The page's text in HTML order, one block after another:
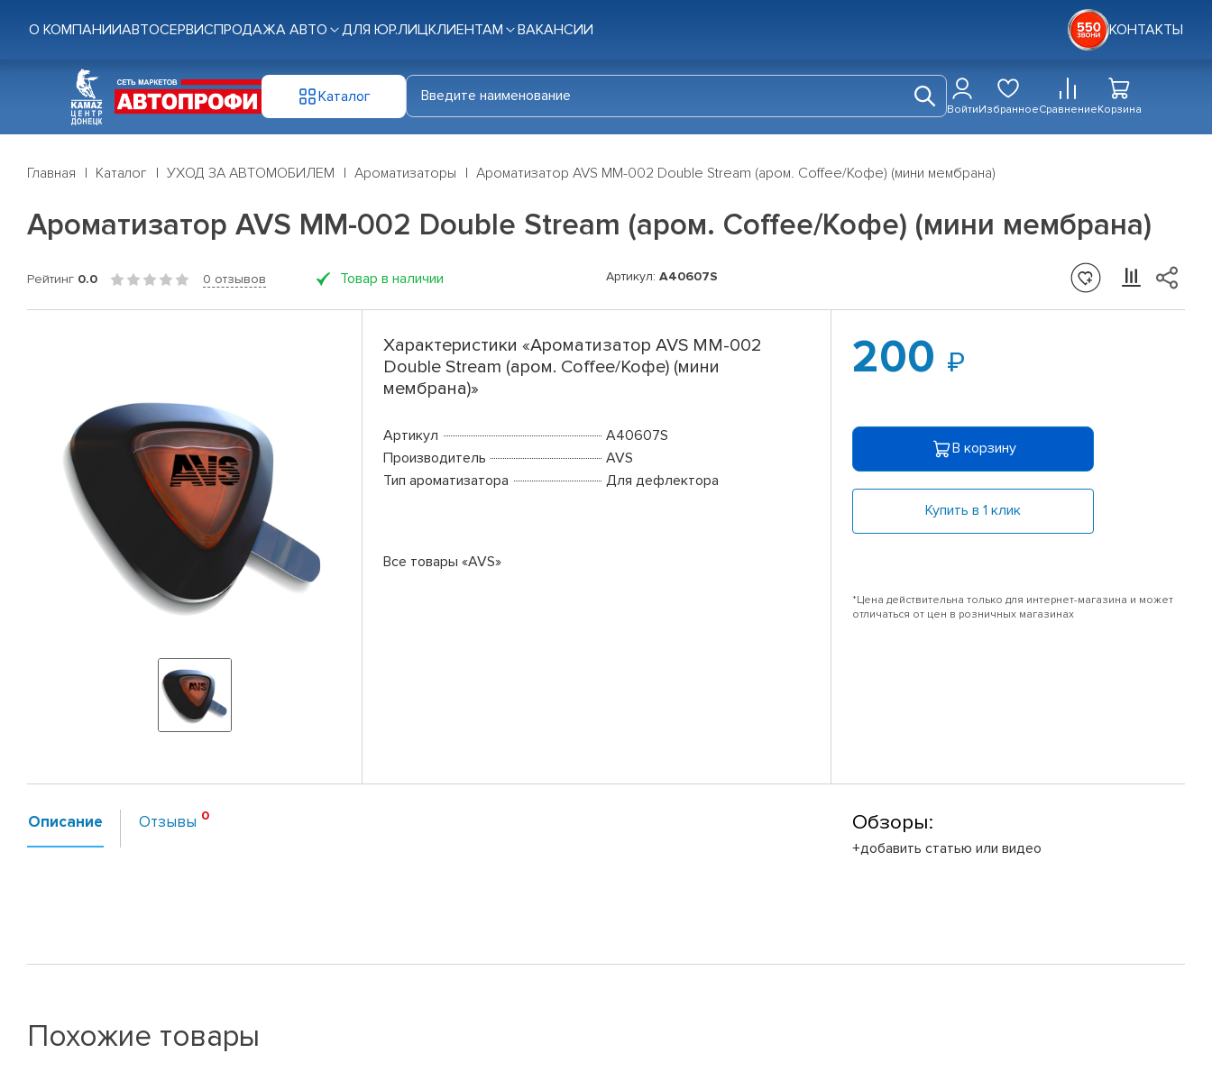
О КОМПАНИИАВТОСЕРВИСПРОДАЖА АВТО ДЛЯ ЮР.ЛИЦКЛИЕНТАМ ВАКАНСИИ КОНТАКТЫ
Каталог
ВойтиИзбранноеСравнениеКорзина
Главная Каталог УХОД ЗА АВТОМОБИЛЕМ Ароматизаторы Ароматизатор AVS MM-002 Double Stream (аром. Coffee/Кофе) (мини мембрана)
Ароматизатор AVS MM-002 Double Stream (аром. Coffee/Кофе) (мини мембрана)
Рейтинг 0.0 0 отзывов Товар в наличии Артикул: A40607S
Характеристики «Ароматизатор AVS MM-002
Double Stream (аром. Coffee/Кофе) (мини
мембрана)»
Артикул
A40607S
Производитель
AVS
Тип ароматизатора
Для дефлектора
Все товары «AVS»
200
В корзину
Купить в 1 клик
*Цена действительна только для интернет-магазина и может
отличаться от цен в розничных магазинах
Описание Отзывы Обзоры:
+добавить статью или видео
Похожие товары